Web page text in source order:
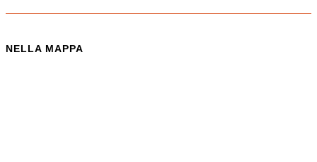
NELLA MAPPA